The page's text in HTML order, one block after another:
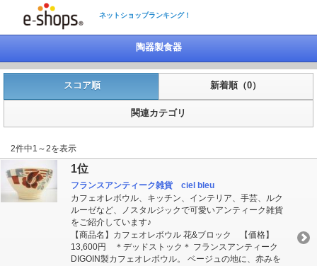
ネットショップランキング！
陶器製食器
スコア順 新着順（0）
関連カテゴリ
2件中1～2を表示
1位
フランスアンティーク雑貨 ciel bleu
カフェオレボウル、キッチン、インテリア、手芸、ルク
ルーゼなど、ノスタルジックで可愛いアンティーク雑貨
をご紹介しています♪
【商品名】カフェオレボウル 花&ブロック 【価格】
13,600円 ＊デッドストック＊ フランスアンティーク
DIGOIN製カフェオレボウル。 ベージュの地に、赤みを